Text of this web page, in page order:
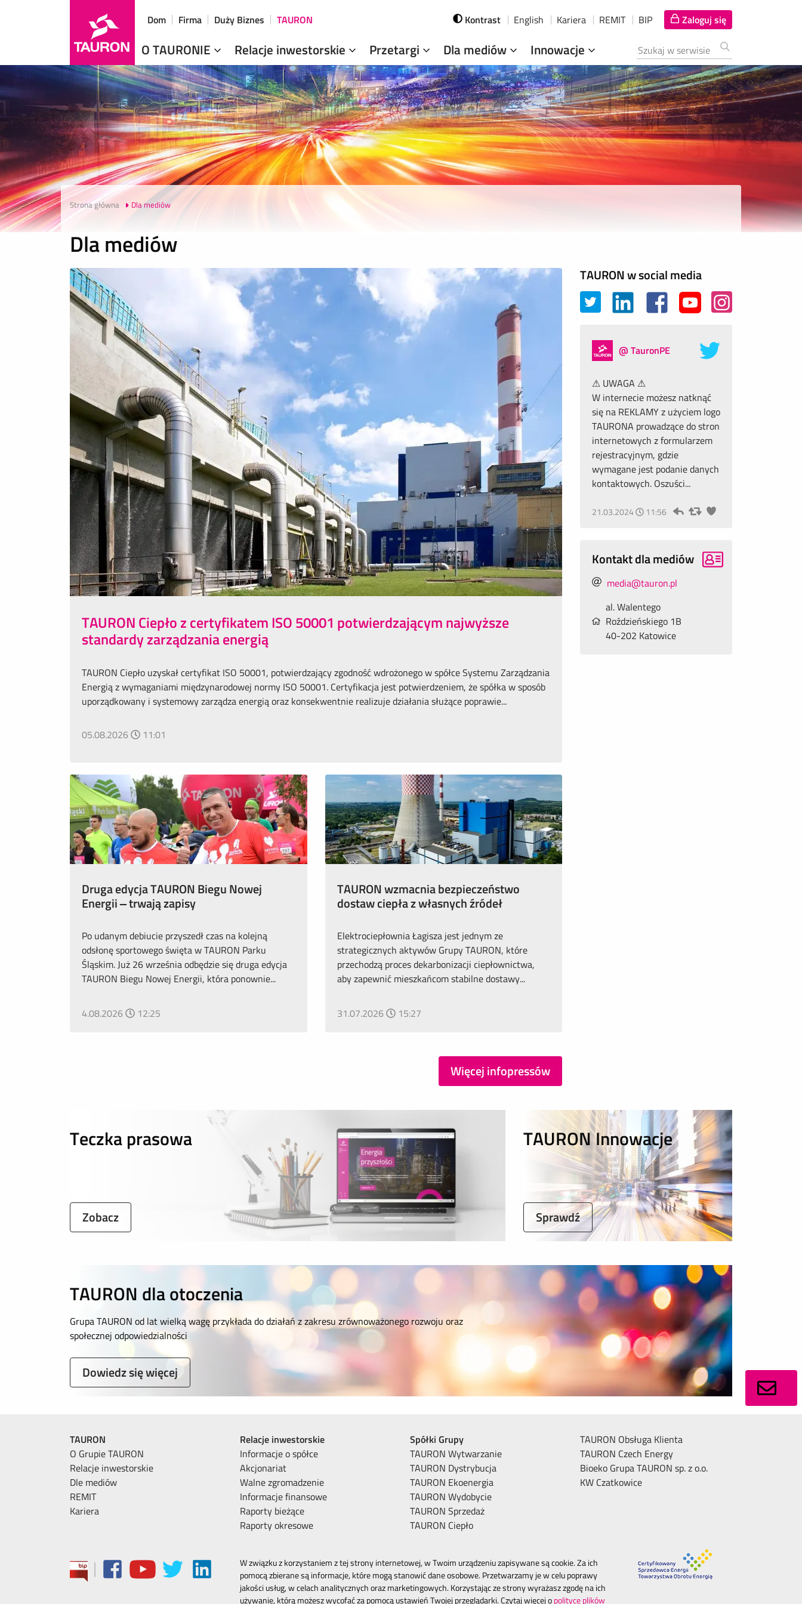
Dom Firma Duży Biznes
TAURON
Szukana fraza
Zaloguj się
O TAURONIE Relacje inwestorskie Przetargi Dla mediów Innowacje
Kontrast English Kariera REMIT BIP
Strona główna Dla mediów
Dla mediów
TAURON Ciepło z certyfikatem ISO 50001 potwierdzającym najwyższe
standardy zarządzania energią
TAURON Ciepło uzyskał certyfikat ISO 50001, potwierdzający zgodność wdrożonego w spółce Systemu Zarządzania
Energią z wymaganiami międzynarodowej normy ISO 50001. Certyfikacja jest potwierdzeniem, że spółka w sposób
uporządkowany i systemowy zarządza energią oraz konsekwentnie realizuje działania służące poprawie...
05.08.2026 11:01
Druga edycja TAURON Biegu Nowej
Energii – trwają zapisy
Po udanym debiucie przyszedł czas na kolejną
odsłonę sportowego święta w TAURON Parku
Śląskim. Już 26 września odbędzie się druga edycja
TAURON Biegu Nowej Energii, która ponownie...
4.08.2026 12:25
TAURON wzmacnia bezpieczeństwo
dostaw ciepła z własnych źródeł
Elektrociepłownia Łagisza jest jednym ze
strategicznych aktywów Grupy TAURON, które
przechodzą proces dekarbonizacji ciepłownictwa,
aby zapewnić mieszkańcom stabilne dostawy...
31.07.2026 15:27
Więcej infopressów
TAURON w social media
@ TauronPE
⚠ UWAGA ⚠
W internecie możesz natknąć
się na REKLAMY z użyciem logo
TAURONA prowadzące do stron
internetowych z formularzem
rejestracyjnym, gdzie
wymagane jest podanie danych
kontaktowych. Oszuści...
21.03.2024 11:56
Kontakt dla mediów
media@tauron.pl
al. Walentego
Roździeńskiego 1B
40-202 Katowice
Teczka prasowa
Zobacz
TAURON Innowacje
Sprawdź
TAURON dla otoczenia
Grupa TAURON od lat wielką wagę przykłada do działań z zakresu zrównoważonego rozwoju oraz
społecznej odpowiedzialności
Dowiedz się więcej
TAURON
O Grupie TAURON
Relacje inwestorskie
Dle mediów
REMIT
Kariera
Relacje inwestorskie
Informacje o spółce
Akcjonariat
Walne zgromadzenie
Informacje finansowe
Raporty bieżące
Raporty okresowe
Spółki Grupy
TAURON Wytwarzanie
TAURON Dystrybucja
TAURON Ekoenergia
TAURON Wydobycie
TAURON Sprzedaż
TAURON Ciepło
TAURON Obsługa Klienta
TAURON Czech Energy
Bioeko Grupa TAURON sp. z o.o.
KW Czatkowice
|
W związku z korzystaniem z tej strony internetowej, w Twoim urządzeniu zapisywane są cookie. Za ich
pomocą zbierane są informacje, które mogą stanowić dane osobowe. Przetwarzamy je w celu poprawy
jakości usług, w celach analitycznych oraz marketingowych. Korzystając ze strony wyrażasz zgodę na ich
używanie, którą możesz wycofać za pomocą ustawień Twojej przeglądarki. Czytaj więcej opolityce plików